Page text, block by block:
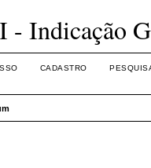
- Indicação
CADASTRO